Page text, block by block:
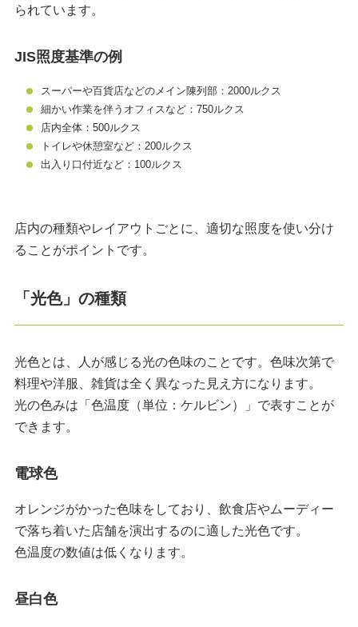
られています。
JIS照度基準の例
スーパーや百貨店などのメイン陳列部：2000ルクス
細かい作業を伴うオフィスなど：750ルクス
店内全体：500ルクス
トイレや休憩室など：200ルクス
出入り口付近など：100ルクス
店内の種類やレイアウトごとに、適切な照度を使い分け
ることがポイントです。
「光色」の種類
光色とは、人が感じる光の色味のことです。色味次第で
料理や洋服、雑貨は全く異なった見え方になります。
光の色みは「色温度（単位：ケルビン）」で表すことが
できます。
電球色
オレンジがかった色味をしており、飲食店やムーディー
で落ち着いた店舗を演出するのに適した光色です。
色温度の数値は低くなります。
昼白色